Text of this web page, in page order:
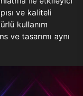
ve kaliteli
kullanım
ve tasarımı aynı